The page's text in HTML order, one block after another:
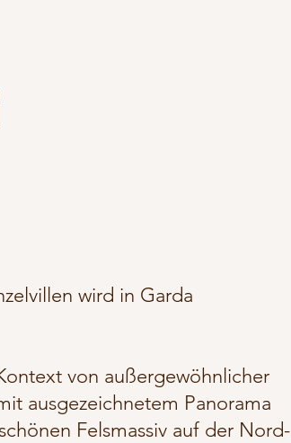
wird in Garda
von außergewöhnlicher
ausgezeichnetem Panorama
Felsmassiv auf der Nord-